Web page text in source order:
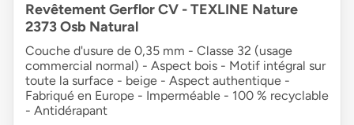
Revêtement Gerflor CV - TEXLINE Nature
2373 Osb Natural
Couche d'usure de 0,35 mm - Classe 32 (usage
commercial normal) - Aspect bois - Motif intégral sur
toute la surface - beige - Aspect authentique -
Fabriqué en Europe - Imperméable - 100 % recyclable
- Antidérapant